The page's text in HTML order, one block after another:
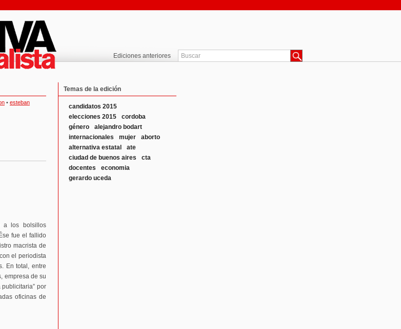
Ediciones anteriores
• esteban
a los bolsillos
fue el fallido
macrista de
el periodista
En total, entre
empresa de su
por
oficinas de
Temas de la edición
candidatos 2015
elecciones 2015
cordoba
género
alejandro bodart
internacionales
mujer
aborto
alternativa estatal
ate
ciudad de buenos aires
cta
docentes
economia
gerardo uceda